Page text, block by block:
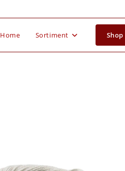
Home Sortiment Shop